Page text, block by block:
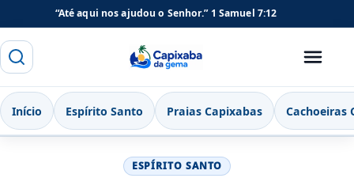
“Até aqui nos ajudou o Senhor.” 1 Samuel 7:12
Buscar Capixaba da Gema
Menu
Início Espírito Santo Praias Capixabas Cachoeiras
ESPÍRITO SANTO